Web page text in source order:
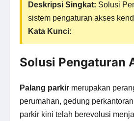
Deskripsi Singkat: Solusi
sistem pengaturan akses
Kata Kunci:
Solusi Pengaturan
Palang parkir merupakan
perumahan, gedung
parkir kini telah berevolusi